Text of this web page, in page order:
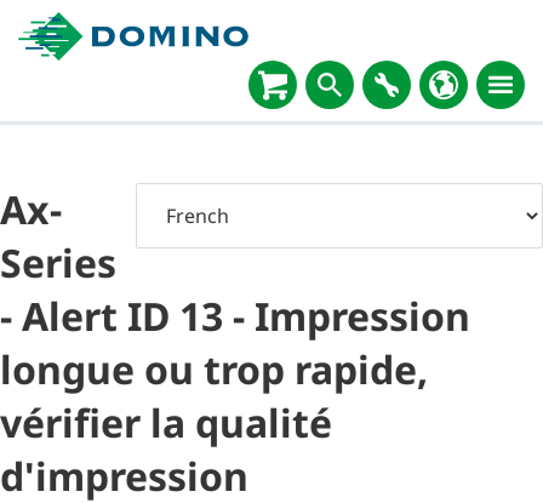
Ax-
Series
- Alert ID 13 - Impression
longue ou trop rapide,
vérifier la qualité
d'impression